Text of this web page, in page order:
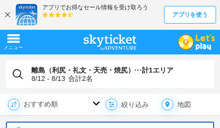
離島（利尻・礼文・天売・焼尻）···計1エリア
8/12 - 8/13 合計2名
絞り込み 地図